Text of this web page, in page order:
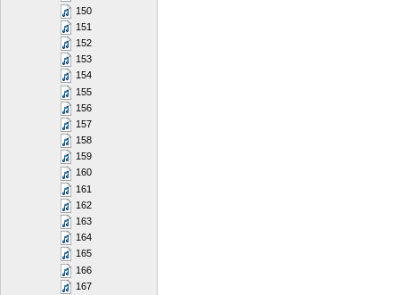
150
151
152
153
154
155
156
157
158
159
160
161
162
163
164
165
166
167